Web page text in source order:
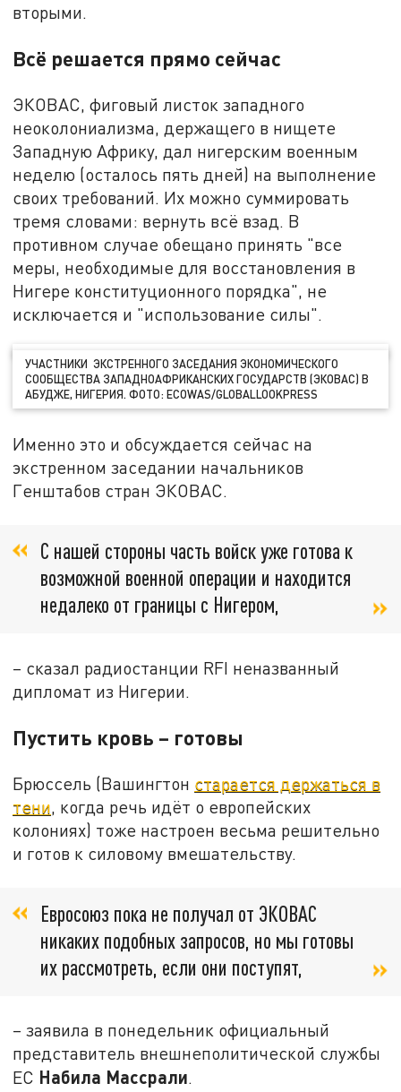
вторыми.
Всё решается прямо сейчас
ЭКОВАС, фиговый листок западного
неоколониализма, держащего в нищете
Западную Африку, дал нигерским военным
неделю (осталось пять дней) на выполнение
своих требований. Их можно суммировать
тремя словами: вернуть всё взад. В
противном случае обещано принять "все
меры, необходимые для восстановления в
Нигере конституционного порядка", не
исключается и "использование силы".
УЧАСТНИКИ ЭКСТРЕННОГО ЗАСЕДАНИЯ ЭКОНОМИЧЕСКОГО
СООБЩЕСТВА ЗАПАДНОАФРИКАНСКИХ ГОСУДАРСТВ (ЭКОВАС) В
АБУДЖЕ, НИГЕРИЯ. ФОТО: ECOWAS/GLOBALLOOKPRESS
Именно это и обсуждается сейчас на
экстренном заседании начальников
Генштабов стран ЭКОВАС.
С нашей стороны часть войск уже готова к
возможной военной операции и находится
недалеко от границы с Нигером,
– сказал радиостанции RFI неназванный
дипломат из Нигерии.
Пустить кровь – готовы
Брюссель (Вашингтон старается держаться в
тени, когда речь идёт о европейских
колониях) тоже настроен весьма решительно
и готов к силовому вмешательству.
Евросоюз пока не получал от ЭКОВАС
никаких подобных запросов, но мы готовы
их рассмотреть, если они поступят,
– заявила в понедельник официальный
представитель внешнеполитической службы
ЕС Набила Массрали.